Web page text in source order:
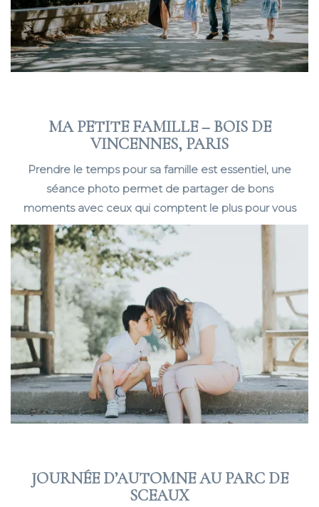
MA PETITE FAMILLE – BOIS DE
VINCENNES, PARIS
Prendre le temps pour sa famille est essentiel, une
séance photo permet de partager de bons
moments avec ceux qui comptent le plus pour vous
JOURNÉE D’AUTOMNE AU PARC DE
SCEAUX